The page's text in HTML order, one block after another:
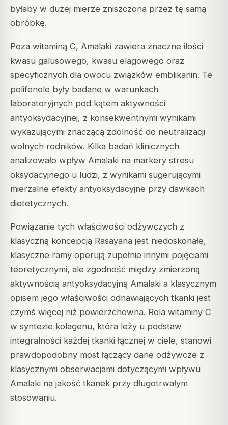
byłaby w dużej mierze zniszczona przez tę samą
obróbkę.
Poza witaminą C, Amalaki zawiera znaczne ilości
kwasu galusowego, kwasu elagowego oraz
specyficznych dla owocu związków emblikanin. Te
polifenole były badane w warunkach
laboratoryjnych pod kątem aktywności
antyoksydacyjnej, z konsekwentnymi wynikami
wykazującymi znaczącą zdolność do neutralizacji
wolnych rodników. Kilka badań klinicznych
analizowało wpływ Amalaki na markery stresu
oksydacyjnego u ludzi, z wynikami sugerującymi
mierzalne efekty antyoksydacyjne przy dawkach
dietetycznych.
Powiązanie tych właściwości odżywczych z
klasyczną koncepcją Rasayana jest niedoskonałe,
klasyczne ramy operują zupełnie innymi pojęciami
teoretycznymi, ale zgodność między zmierzoną
aktywnością antyoksydacyjną Amalaki a klasycznym
opisem jego właściwości odnawiających tkanki jest
czymś więcej niż powierzchowna. Rola witaminy C
w syntezie kolagenu, która leży u podstaw
integralności każdej tkanki łącznej w ciele, stanowi
prawdopodobny most łączący dane odżywcze z
klasycznymi obserwacjami dotyczącymi wpływu
Amalaki na jakość tkanek przy długotrwałym
stosowaniu.